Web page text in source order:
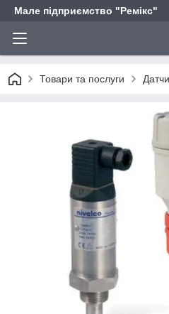
Мале підприємство "Ремікс"
Товари та послуги